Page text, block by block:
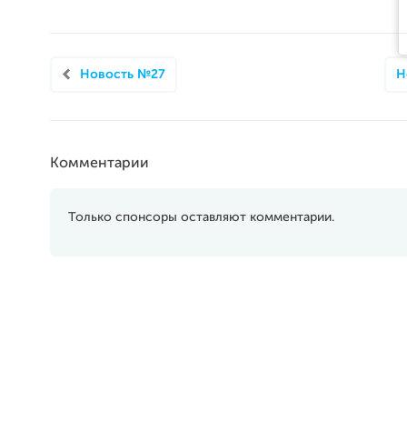
Новость №27
Комментарии
Только спонсоры оставляют комментарии.